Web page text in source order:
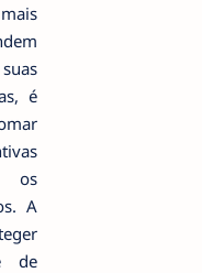
é
os
A
de